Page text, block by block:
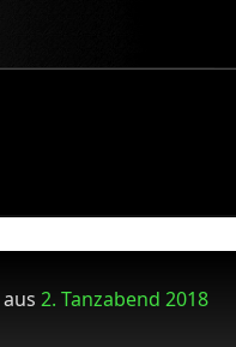
2. Tanzabend 2018